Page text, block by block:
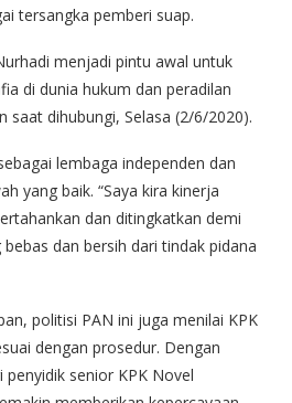
tersangka pemberi suap.
menjadi pintu awal untuk
di dunia hukum dan peradilan
saat dihubungi, Selasa (2/6/2020).
lembaga independen dan
yang baik. “Saya kira kinerja
dan ditingkatkan demi
dan bersih dari tindak pidana
politisi PAN ini juga menilai KPK
dengan prosedur. Dengan
senior KPK Novel